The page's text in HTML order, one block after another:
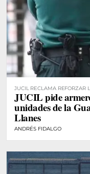
JUCIL RECLAMA REFORZAR
JUCIL pide
unidades de la
Llanes
ANDRÉS FIDALGO